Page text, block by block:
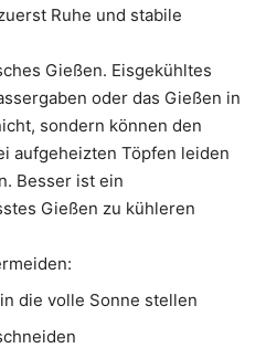
Ruhe und stabile
Gießen. Eisgekühltes
oder das Gießen in
sondern können den
aufgeheizten Töpfen leiden
Besser ist ein
Gießen zu kühleren
die volle Sonne stellen